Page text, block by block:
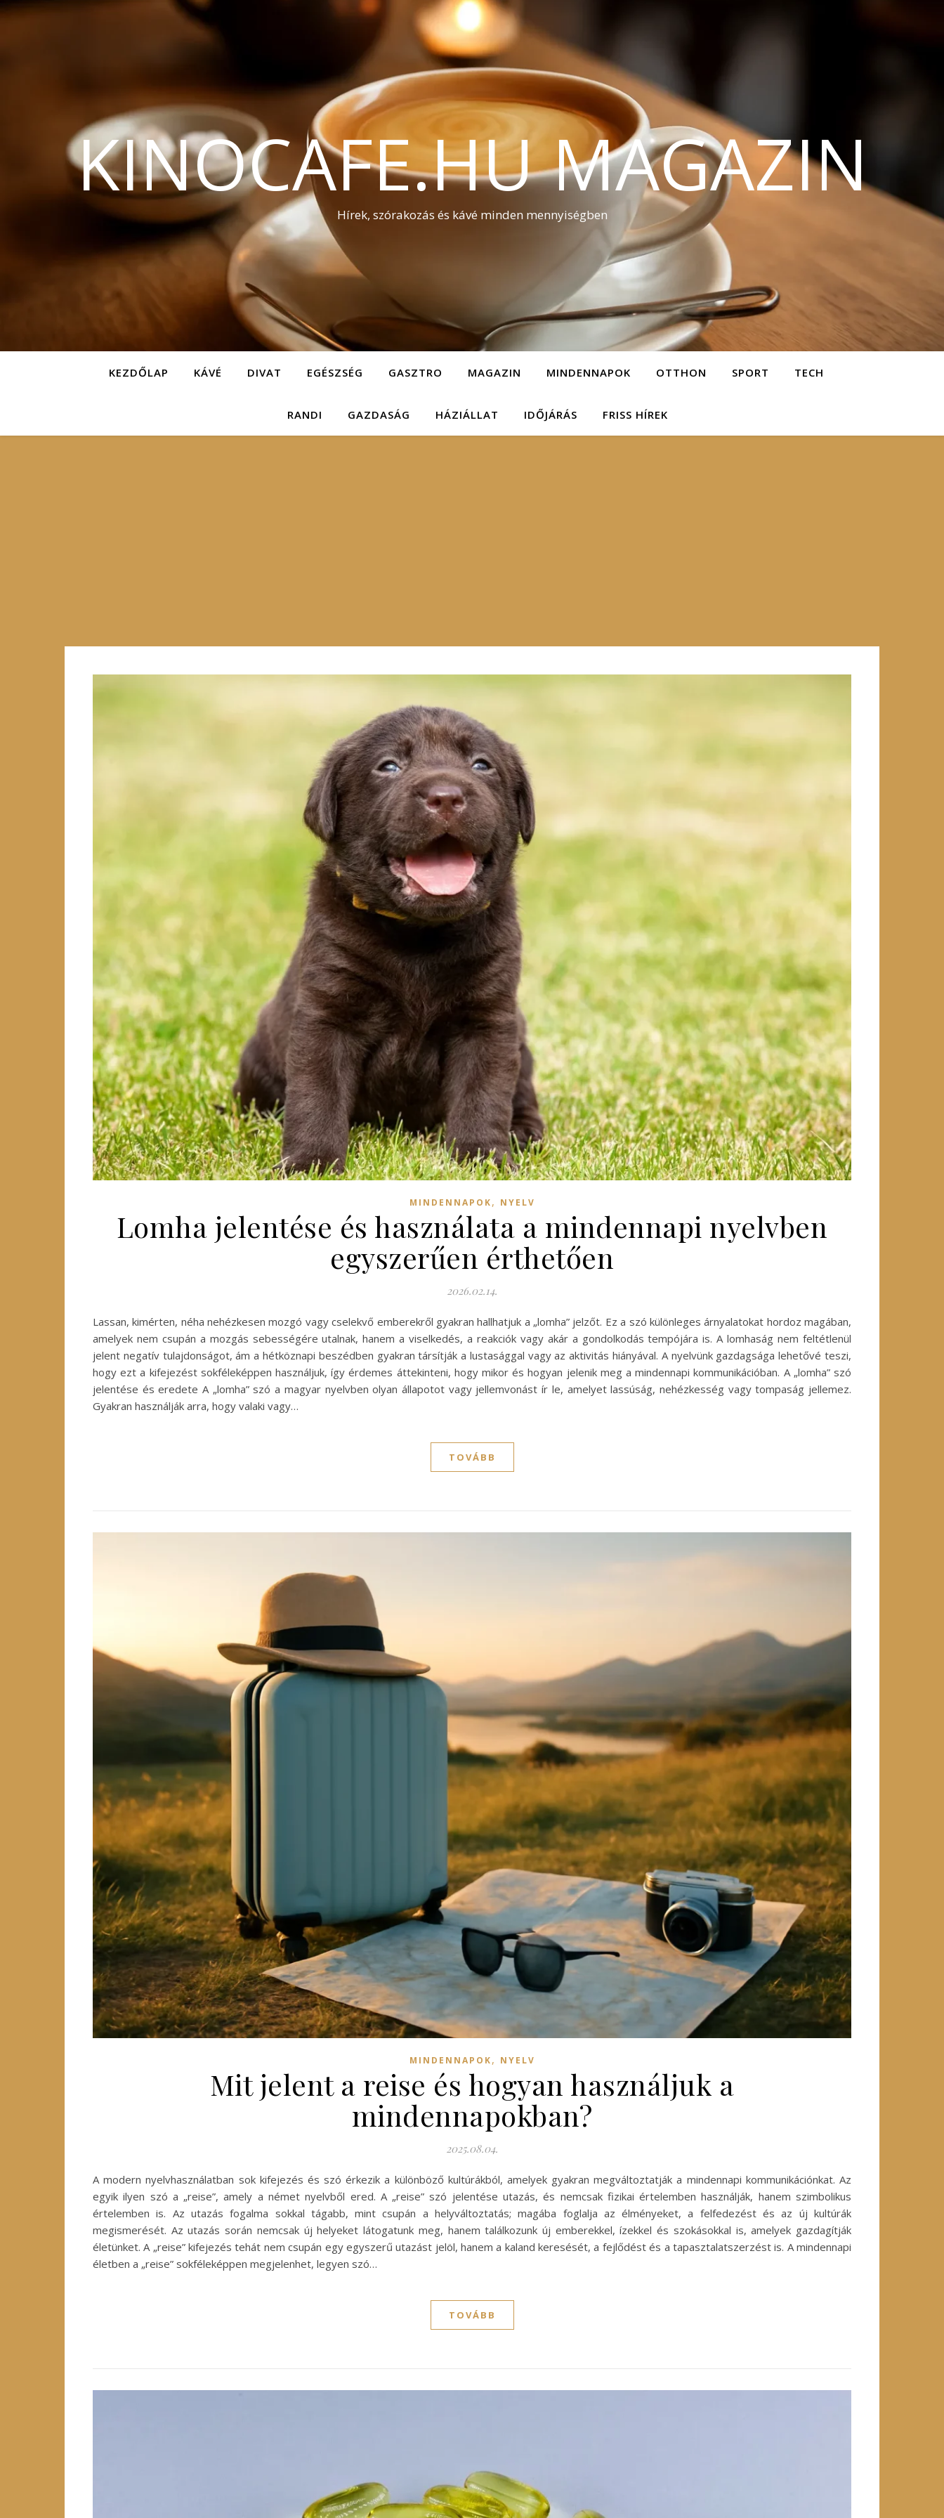
KINOCAFE.HU MAGAZIN
Hírek, szórakozás és kávé minden mennyiségben
KEZDŐLAP KÁVÉ DIVAT EGÉSZSÉG GASZTRO MAGAZIN MINDENNAPOK OTTHON SPORT TECH
RANDI GAZDASÁG HÁZIÁLLAT IDŐJÁRÁS FRISS HÍREK
MINDENNAPOK, NYELV
Lomha jelentése és használata a mindennapi nyelvben
egyszerűen érthetően
2026.02.14.
Lassan, kimérten, néha nehézkesen mozgó vagy cselekvő emberekről gyakran hallhatjuk a „lomha” jelzőt. Ez a szó különleges árnyalatokat hordoz magában,
amelyek nem csupán a mozgás sebességére utalnak, hanem a viselkedés, a reakciók vagy akár a gondolkodás tempójára is. A lomhaság nem feltétlenül
jelent negatív tulajdonságot, ám a hétköznapi beszédben gyakran társítják a lustasággal vagy az aktivitás hiányával. A nyelvünk gazdagsága lehetővé teszi,
hogy ezt a kifejezést sokféleképpen használjuk, így érdemes áttekinteni, hogy mikor és hogyan jelenik meg a mindennapi kommunikációban. A „lomha” szó
jelentése és eredete A „lomha” szó a magyar nyelvben olyan állapotot vagy jellemvonást ír le, amelyet lassúság, nehézkesség vagy tompaság jellemez.
Gyakran használják arra, hogy valaki vagy…
TOVÁBB
MINDENNAPOK, NYELV
Mit jelent a reise és hogyan használjuk a
mindennapokban?
2025.08.04.
A modern nyelvhasználatban sok kifejezés és szó érkezik a különböző kultúrákból, amelyek gyakran megváltoztatják a mindennapi kommunikációnkat. Az
egyik ilyen szó a „reise”, amely a német nyelvből ered. A „reise” szó jelentése utazás, és nemcsak fizikai értelemben használják, hanem szimbolikus
értelemben is. Az utazás fogalma sokkal tágabb, mint csupán a helyváltoztatás; magába foglalja az élményeket, a felfedezést és az új kultúrák
megismerését. Az utazás során nemcsak új helyeket látogatunk meg, hanem találkozunk új emberekkel, ízekkel és szokásokkal is, amelyek gazdagítják
életünket. A „reise” kifejezés tehát nem csupán egy egyszerű utazást jelöl, hanem a kaland keresését, a fejlődést és a tapasztalatszerzést is. A mindennapi
életben a „reise” sokféleképpen megjelenhet, legyen szó…
TOVÁBB